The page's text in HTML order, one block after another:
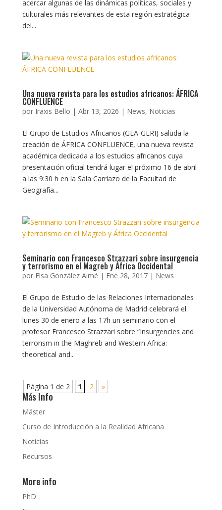
acercar algunas de las dinámicas políticas, sociales y
culturales más relevantes de esta región estratégica
del...
Una nueva revista para los estudios africanos: ÁFRICA
CONFLUENCE
por Iraxis Bello | Abr 13, 2026 | News, Noticias
El Grupo de Estudios Africanos (GEA-GERI) saluda la
creación de ÁFRICA CONFLUENCE, una nueva revista
académica dedicada a los estudios africanos cuya
presentación oficial tendrá lugar el próximo 16 de abril
a las 9:30 h en la Sala Carriazo de la Facultad de
Geografía...
Seminario con Francesco Strazzari sobre insurgencia
y terrorismo en el Magreb y África Occidental
por Elsa González Aimé | Ene 28, 2017| News
El Grupo de Estudio de las Relaciones Internacionales
de la Universidad Autónoma de Madrid celebrará el
lunes 30 de enero a las 17h un seminario con el
profesor Francesco Strazzari sobre “Insurgencies and
terrorism in the Maghreb and Western Africa:
theoretical and...
Página 1 de 2 1 2 »
Más Info
Máster
Curso de Introducción a la Realidad Africana
Noticias
Recursos
More info
PhD